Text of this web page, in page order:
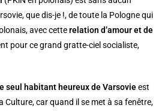
que dis-je !, de toute la Pologne qui
avec cetterelation d’amour et de
pour ce grand gratte-ciel socialiste,
le seul habitant heureux de Varsovieest
Culture, car quand il se met à sa fenêtre,